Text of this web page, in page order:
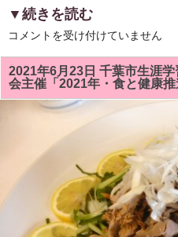
▼続きを読む
房
太
巻
き
寿
司
コメントを受け付けていません
2021年6月23日 千葉市生涯
会主催「2021年・食と健康